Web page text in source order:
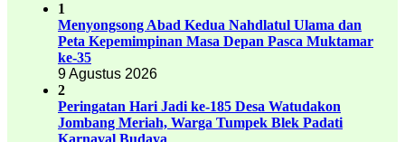
1
Menyongsong Abad Kedua Nahdlatul Ulama dan
Peta Kepemimpinan Masa Depan Pasca Muktamar
ke-35
9 Agustus 2026
2
Peringatan Hari Jadi ke-185 Desa Watudakon
Jombang Meriah, Warga Tumpek Blek Padati
Karnaval Budaya